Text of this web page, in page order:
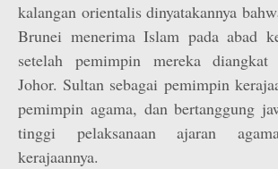
kalangan orientalis dinyatakannya
Brunei menerima Islam pada abad
setelah pemimpin mereka
Johor. Sultan sebagai pemimpin
pemimpin agama, dan bertanggung
tinggi pelaksanaan ajaran
kerajaannya.